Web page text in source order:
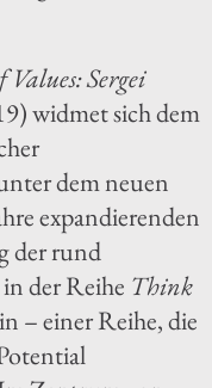
Values: Sergei
widmet sich dem
dem neuen
expandierenden
der rund
der Reihe Think
– einer Reihe, die